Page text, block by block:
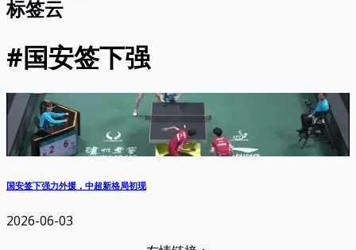
标签云
#国安签下强
国安签下强力外援，中超新格局初现
2026-06-03